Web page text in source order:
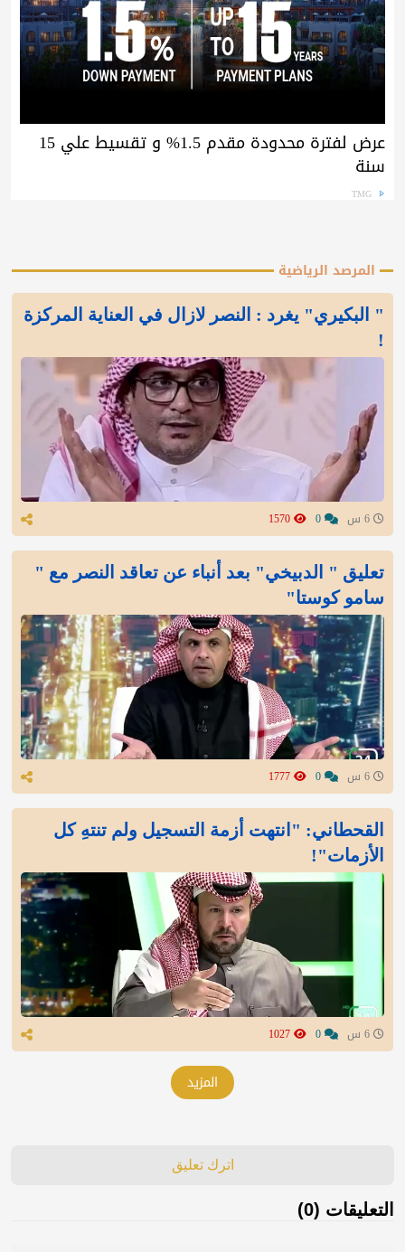
عرض لفترة محدودة مقدم 1.5% و تقسيط علي 15
سنة
TMG
المرصد الرياضية
" البكيري" يغرد : النصر لازال في العناية المركزة
!
تعليق " الدبيخي" بعد أنباء عن تعاقد النصر مع "
سامو كوستا"
القحطاني: "انتهت أزمة التسجيل ولم تنتهِ كل
الأزمات"!
المزيد
اترك تعليق
التعليقات (0)